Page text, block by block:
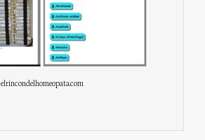
elrincondelhomeopata.com